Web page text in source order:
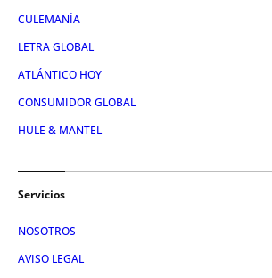
CULEMANÍA
LETRA GLOBAL
ATLÁNTICO HOY
CONSUMIDOR GLOBAL
HULE & MANTEL
Servicios
NOSOTROS
AVISO LEGAL